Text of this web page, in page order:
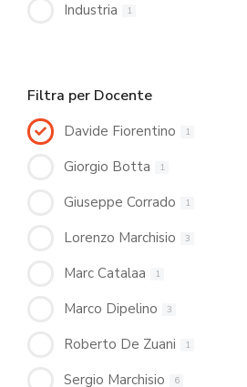
Industria 1
Filtra per Docente
Davide Fiorentino 1
Giorgio Botta 1
Giuseppe Corrado 1
Lorenzo Marchisio 3
Marc Catalaa 1
Marco Dipelino 3
Roberto De Zuani 1
Sergio Marchisio 6